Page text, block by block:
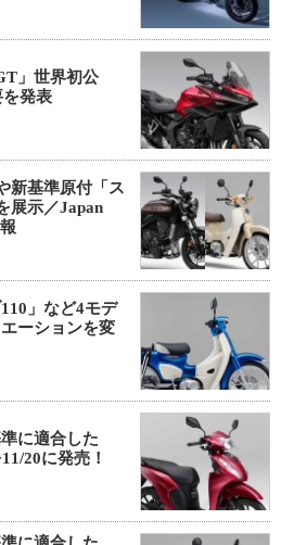
」世界初公
発表
新基準原付「ス
展示／Japan
」など4モデ
ーションを変
に適合した
20に発売！